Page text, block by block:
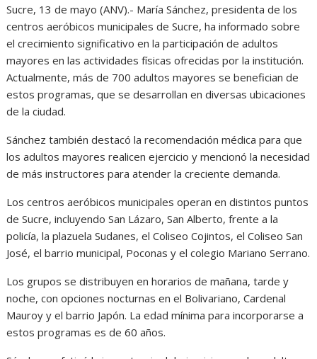
Sucre, 13 de mayo (ANV).- María Sánchez, presidenta de los
centros aeróbicos municipales de Sucre, ha informado sobre
el crecimiento significativo en la participación de adultos
mayores en las actividades físicas ofrecidas por la institución.
Actualmente, más de 700 adultos mayores se benefician de
estos programas, que se desarrollan en diversas ubicaciones
de la ciudad.
Sánchez también destacó la recomendación médica para que
los adultos mayores realicen ejercicio y mencionó la necesidad
de más instructores para atender la creciente demanda.
Los centros aeróbicos municipales operan en distintos puntos
de Sucre, incluyendo San Lázaro, San Alberto, frente a la
policía, la plazuela Sudanes, el Coliseo Cojintos, el Coliseo San
José, el barrio municipal, Poconas y el colegio Mariano Serrano.
Los grupos se distribuyen en horarios de mañana, tarde y
noche, con opciones nocturnas en el Bolivariano, Cardenal
Mauroy y el barrio Japón. La edad mínima para incorporarse a
estos programas es de 60 años.